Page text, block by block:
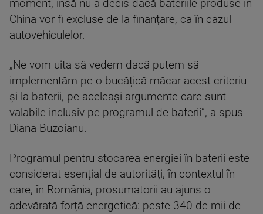
moment, însă nu a decis dacă bateriile produse în
China vor fi excluse de la finanțare, ca în cazul
autovehiculelor.
„Ne vom uita să vedem dacă putem să
implementăm pe o bucățică măcar acest criteriu
și la baterii, pe aceleași argumente care sunt
valabile inclusiv pe programul de baterii”, a spus
Diana Buzoianu.
Programul pentru stocarea energiei în baterii este
considerat esențial de autorități, în contextul în
care, în România, prosumatorii au ajuns o
adevărată forță energetică: peste 340 de mii de